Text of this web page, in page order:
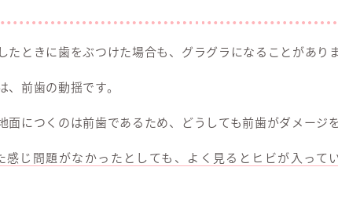
ときに歯をぶつけた場合も、グラグラになることがありま
前歯の動揺です。
につくのは前歯であるため、どうしても前歯がダメージ
じ問題がなかったとしても、よく見るとヒビが入って